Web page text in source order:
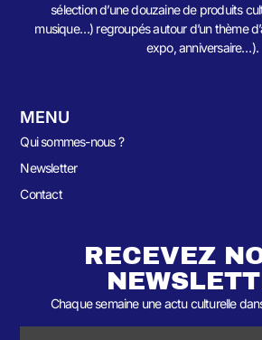
sélection d’une douzaine de produits
musique…) regroupés autour d’un thème
expo, anniversaire…).
MENU
Qui sommes-nous ?
Newsletter
Contact
RECEVEZ
Chaque semaine une actu culturelle